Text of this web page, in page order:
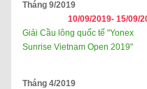
Tháng 9/2019
10/09/2019- 15/09/
Giải Cầu lông quốc tế "Yonex
Sunrise Vietnam Open 2019"
Tháng 4/2019